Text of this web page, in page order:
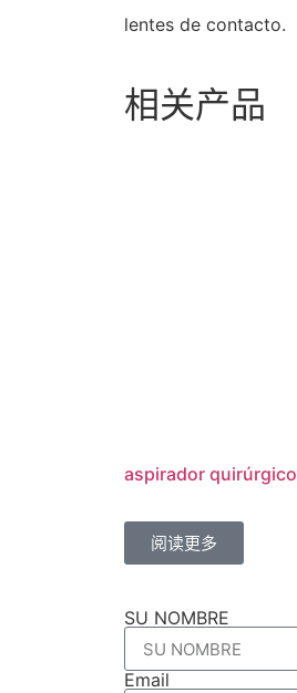
lentes de contacto.
相关产品
aspirador quirúrgico
阅读更多
SU NOMBRE
Email